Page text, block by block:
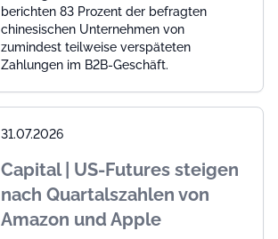
berichten 83 Prozent der befragten
chinesischen Unternehmen von
zumindest teilweise verspäteten
Zahlungen im B2B-Geschäft.
31.07.2026
Capital | US-Futures steigen
nach Quartalszahlen von
Amazon und Apple